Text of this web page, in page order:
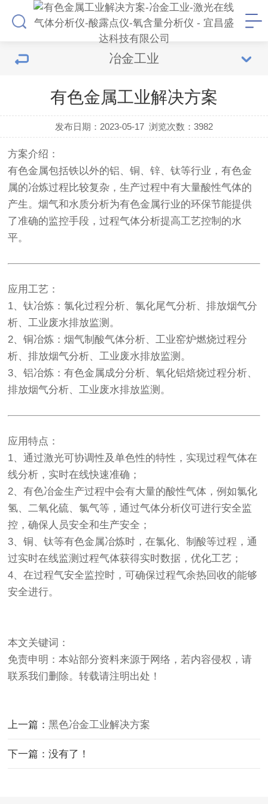
冶金工业
有色金属工业解决方案
发布日期：2023-05-17 浏览次数：3982
方案介绍 ：
有色金属包括铁以外的铝、铜、锌、钛等行业，有色金
属的冶炼过程比较复杂，生产过程中有大量酸性气体的
产生。烟气和水质分析为有色金属行业的环保节能提供
了准确的监控手段，过程气体分析提高工艺控制的水
平。
应用工艺 ：
1、钛冶炼：氯化过程分析、氯化尾气分析、排放烟气分
析、工业废水排放监测。
2、铜冶炼：烟气制酸气体分析、工业窑炉燃烧过程分
析、排放烟气分析、工业废水排放监测。
3、铝冶炼：有色金属成分分析、氧化铝焙烧过程分析、
排放烟气分析、工业废水排放监测。
应用特点 ：
1、通过激光可协调性及单色性的特性，实现过程气体在
线分析，实时在线快速准确；
2、有色冶金生产过程中会有大量的酸性气体，例如氯化
氢、二氧化硫、氯气等，通过气体分析仪可进行安全监
控，确保人员安全和生产安全；
3、铜、钛等有色金属冶炼时，在氯化、制酸等过程，通
过实时在线监测过程气体获得实时数据，优化工艺；
4、在过程气安全监控时，可确保过程气余热回收的能够
安全进行。
本文关键词：
免责申明：本站部分资料来源于网络，若内容侵权，请
联系我们删除。转载请注明出处！
上一篇：黑色冶金工业解决方案
下一篇：没有了！